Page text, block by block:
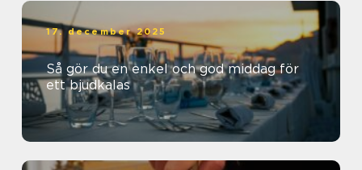
17. december 2025
Så gör du en enkel och god middag för
ett bjudkalas